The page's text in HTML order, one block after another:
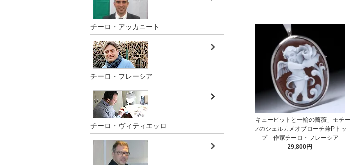
「キューピットと一輪の薔薇」モチー
フのシェルカメオブローチ兼Pトッ
プ 作家チーロ・フレーシア
29,800円
チーロ・アッカニート
チーロ・フレーシア
チーロ・ヴィティエッロ